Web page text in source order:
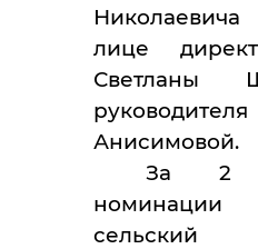
лице
Светланы
Анисимовой.
За 2